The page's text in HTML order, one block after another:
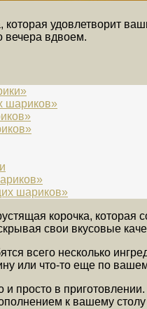
удовлетворит
вечера вдвоем.
шариков»
шариков»
корочка, которая
свои вкусовые
всего несколько
или что-то еще по
просто в
к вашему